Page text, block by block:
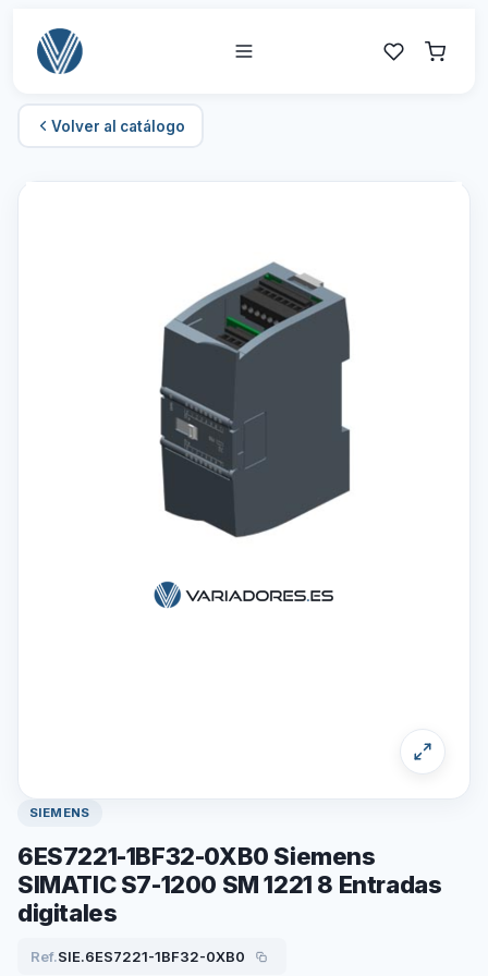
Volver al catálogo
SIEMENS
6ES7221-1BF32-0XB0 Siemens
SIMATIC S7-1200 SM 1221 8 Entradas
digitales
Ref.SIE.6ES7221-1BF32-0XB0